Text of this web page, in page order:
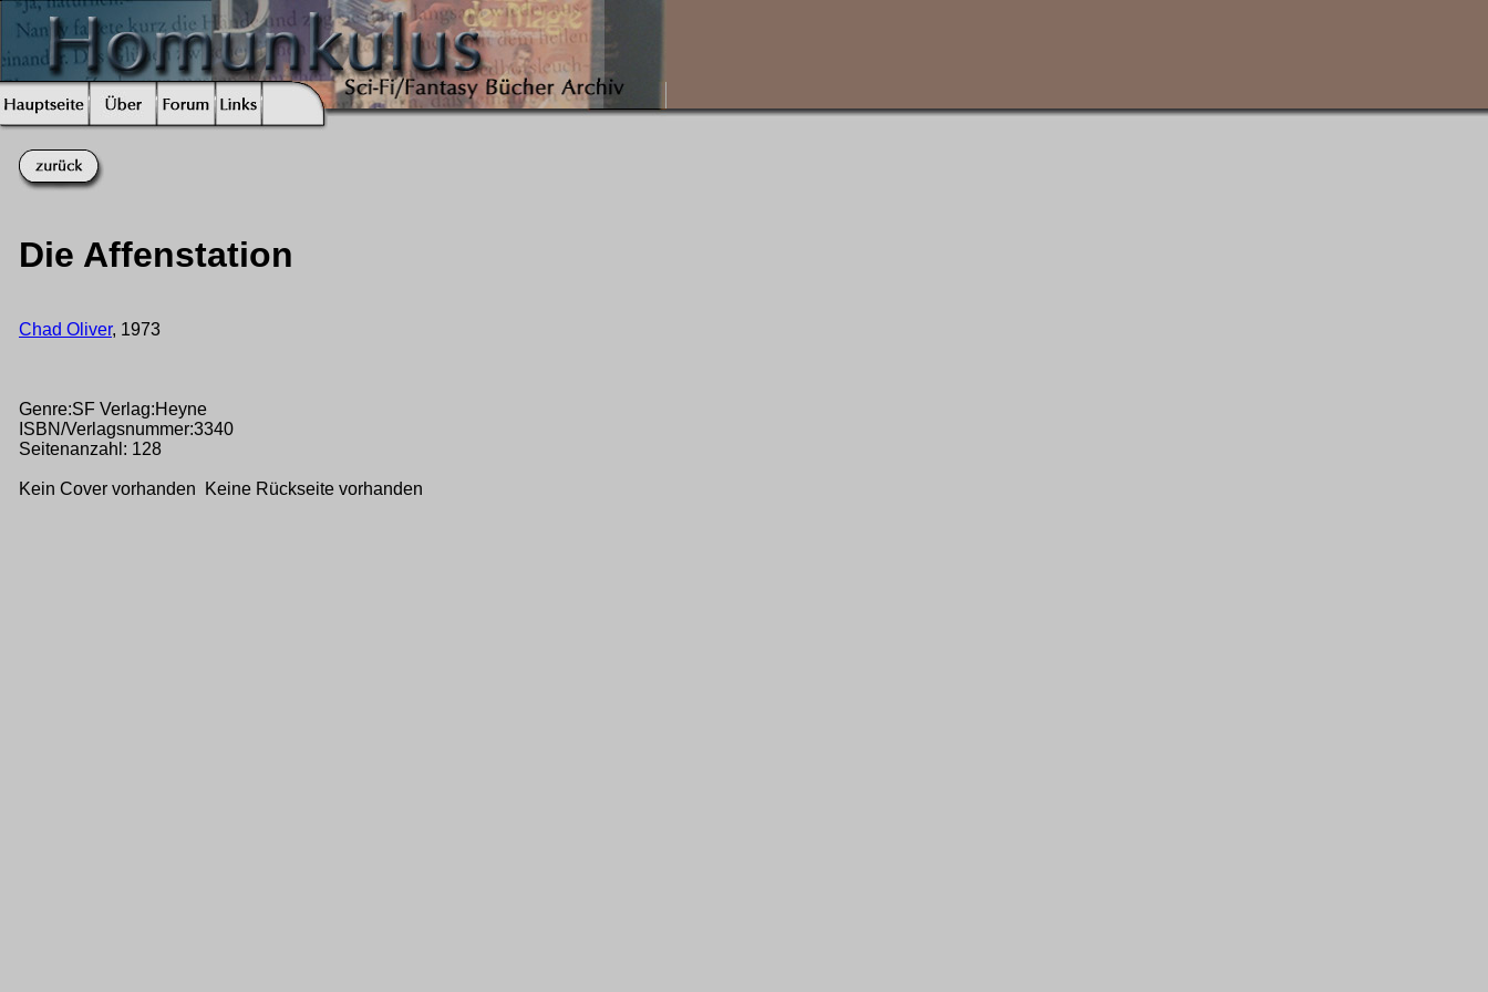
Die Affenstation
Chad Oliver, 1973
Genre:SF Verlag:Heyne
ISBN/Verlagsnummer:3340
Seitenanzahl: 128
Kein Cover vorhanden Keine Rückseite vorhanden